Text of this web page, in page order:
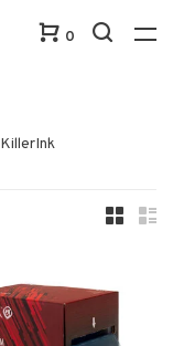
0
KillerInk